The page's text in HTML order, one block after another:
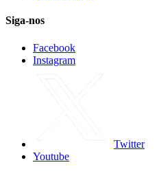
Siga-nos
Facebook
Instagram
Twitter
Youtube